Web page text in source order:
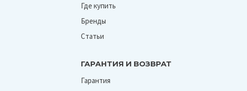
Где купить
Бренды
Статьи
ГАРАНТИЯ И ВОЗВРАТ
Гарантия